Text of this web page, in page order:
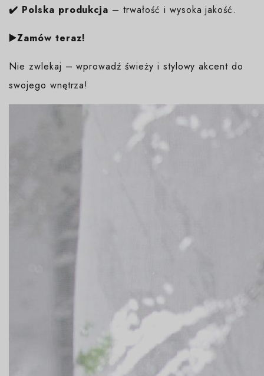
✔️ Polska produkcja – trwałość i wysoka jakość.
▶️Zamów teraz!
Nie zwlekaj – wprowadź świeży i stylowy akcent do
swojego wnętrza!